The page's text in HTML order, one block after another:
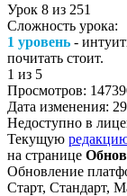
Урок 8 из 251
Сложность урока:
1 уровень -
почитать стоит.
1 из 5
Просмотров:
Дата изменения:
Недоступно в
Текущую
на странице
Обновление
Старт, Стандарт,